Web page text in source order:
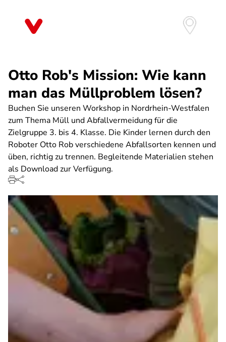
Otto Rob's Mission: Wie kann
man das Müllproblem lösen?
Buchen Sie unseren Workshop in Nordrhein-Westfalen
zum Thema Müll und Abfallvermeidung für die
Zielgruppe 3. bis 4. Klasse. Die Kinder lernen durch den
Roboter Otto Rob verschiedene Abfallsorten kennen und
üben, richtig zu trennen. Begleitende Materialien stehen
als Download zur Verfügung.